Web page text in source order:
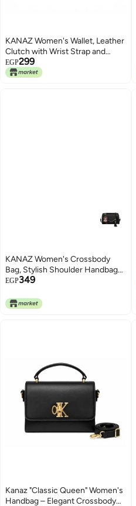
KANAZ Women's Wallet, Leather
Clutch with Wrist Strap and
Zipper Closure A04514 Fonta
Book
EGP299
2
KANAZ Women's Crossbody
Bag, Stylish Shoulder Handbag
with Tassel and Bear Charm
EGP349
Kanaz "Classic Queen" Women's
Handbag – Elegant Crossbody